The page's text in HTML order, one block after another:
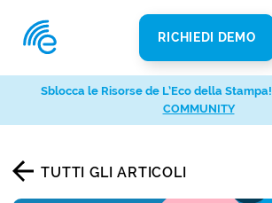
RICHIEDI DEMO
TUTTI GLI ARTICOLI
Sblocca le Risorse de L’Eco della Stampa!
COMMUNITY